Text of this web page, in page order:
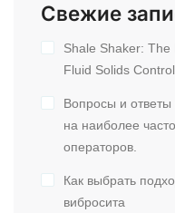
Свежие
Shale Shaker:
Fluid Solids Control
Вопросы и
на наиболее
операторов.
Как выбрать
вибросита